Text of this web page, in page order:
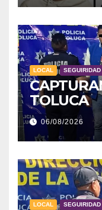
LOCAL SEGUIRIDAD
TOLUCA
06/08/2026
LOCAL SEGUIRIDAD